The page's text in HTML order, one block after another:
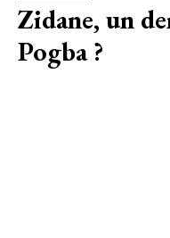
Zidane, un
Pogba ?